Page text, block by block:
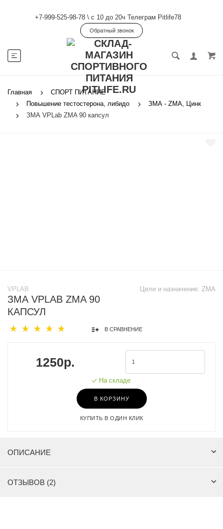
+7-999-525-98-78 \ с 10 до 20ч Телеграм Pitlife78
Обратный звонок
Главная
СПОРТ ПИТАНИЕ
Повышение тестостерона, либидо
ЗМА - ZMA, Цинк
ЗМА VPLab ZMA 90 капсул
Цели и назначение: ZMA
VPLAB
ЗМА VPLAB ZMA 90
КАПСУЛ
В СРАВНЕНИЕ
1250р.
На складе
В КОРЗИНУ
КУПИТЬ В ОДИН КЛИК
ОПИСАНИЕ
ОТЗЫВОВ (2)